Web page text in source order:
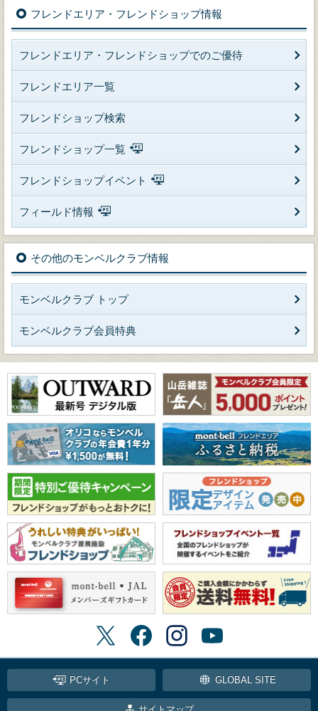
フレンドエリア・フレンドショップ情報
フレンドエリア・フレンドショップでのご優待
フレンドエリア一覧
フレンドショップ検索
フレンドショップ一覧
フレンドショップイベント
フィールド情報
その他のモンベルクラブ情報
モンベルクラブ トップ
モンベルクラブ会員特典
PCサイト GLOBAL SITE